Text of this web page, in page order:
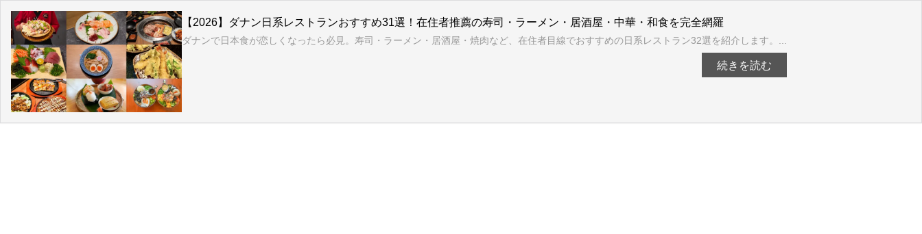
【2026】ダナン日系レストランおすすめ31選！在住者推薦の寿司・ラーメン・居酒屋・中華・和食を完全網羅
ダナンで日本食が恋しくなったら必見。寿司・ラーメン・居酒屋・焼肉など、在住者目線でおすすめの日系レストラン32選を紹介します。...
続きを読む